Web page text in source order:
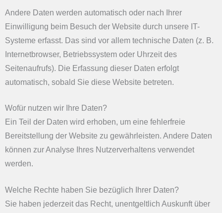
Andere Daten werden automatisch oder nach Ihrer
Einwilligung beim Besuch der Website durch unsere IT-
Systeme erfasst. Das sind vor allem technische Daten (z. B.
Internetbrowser, Betriebssystem oder Uhrzeit des
Seitenaufrufs). Die Erfassung dieser Daten erfolgt
automatisch, sobald Sie diese Website betreten.
Wofür nutzen wir Ihre Daten?
Ein Teil der Daten wird erhoben, um eine fehlerfreie
Bereitstellung der Website zu gewährleisten. Andere Daten
können zur Analyse Ihres Nutzerverhaltens verwendet
werden.
Welche Rechte haben Sie bezüglich Ihrer Daten?
Sie haben jederzeit das Recht, unentgeltlich Auskunft über